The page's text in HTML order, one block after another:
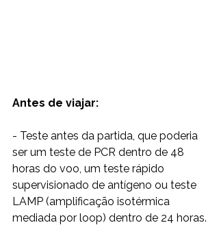
Antes de viajar:
- Teste antes da partida, que poderia
ser um teste de PCR dentro de 48
horas do voo, um teste rápido
supervisionado de antígeno ou teste
LAMP (amplificação isotérmica
mediada por loop) dentro de 24 horas.